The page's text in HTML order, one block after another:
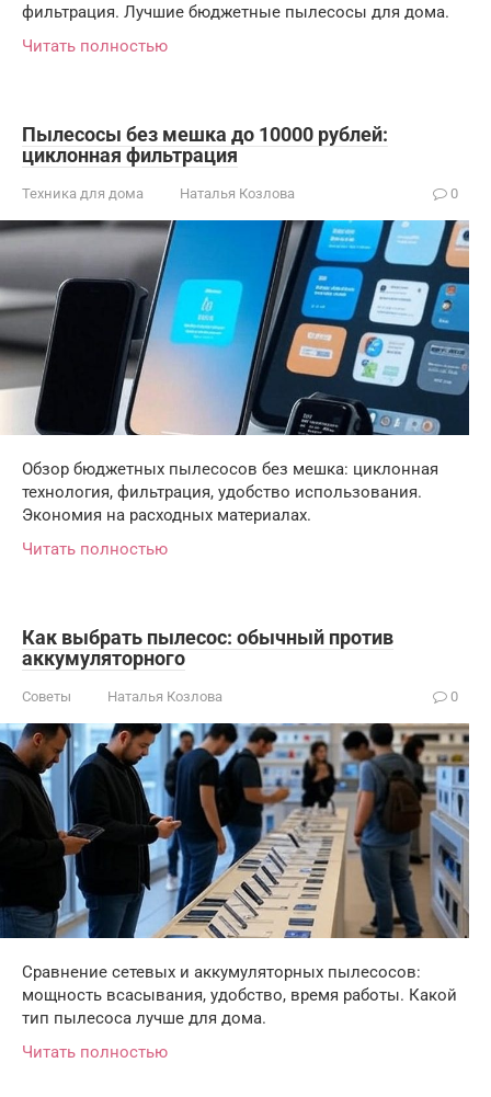
фильтрация. Лучшие бюджетные пылесосы для дома.
Читать полностью
Пылесосы без мешка до 10000 рублей:
циклонная фильтрация
Техника для дома Наталья Козлова 0
Обзор бюджетных пылесосов без мешка: циклонная
технология, фильтрация, удобство использования.
Экономия на расходных материалах.
Читать полностью
Как выбрать пылесос: обычный против
аккумуляторного
Советы Наталья Козлова 0
Сравнение сетевых и аккумуляторных пылесосов:
мощность всасывания, удобство, время работы. Какой
тип пылесоса лучше для дома.
Читать полностью